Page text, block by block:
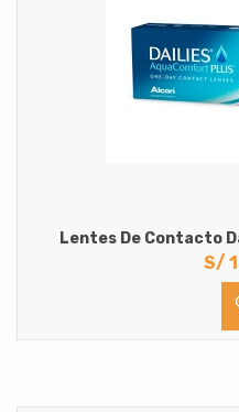
Lentes De Contacto
S/